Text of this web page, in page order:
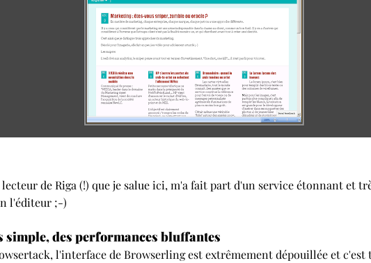
lecteur de Riga (!) que je salue ici, m'a fait part d'un service étonnant et
l'éditeur ;-)
simple, des performances bluffantes
l'interface de Browserling est extrêmement dépouillée et c'est